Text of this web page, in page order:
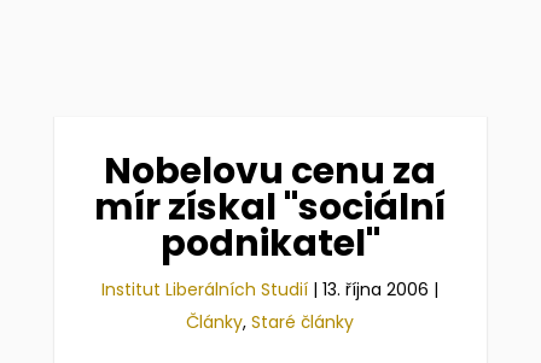
Nobelovu cenu za
mír získal "sociální
podnikatel"
Institut Liberálních Studií |13. října 2006 |
Články,Staré články